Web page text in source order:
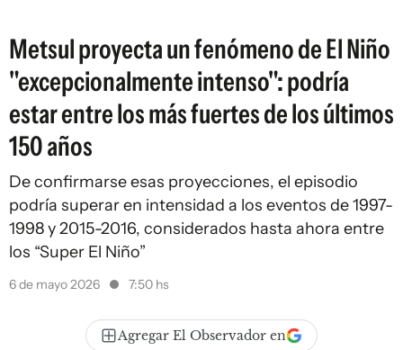
Metsul proyecta un fenómeno de El Niño
"excepcionalmente intenso": podría
estar entre los más fuertes de los últimos
150 años
De confirmarse esas proyecciones, el episodio
podría superar en intensidad a los eventos de 1997-
1998 y 2015-2016, considerados hasta ahora entre
los “Super El Niño”
6 de mayo 2026 7:50 hs
Agregar El Observador en